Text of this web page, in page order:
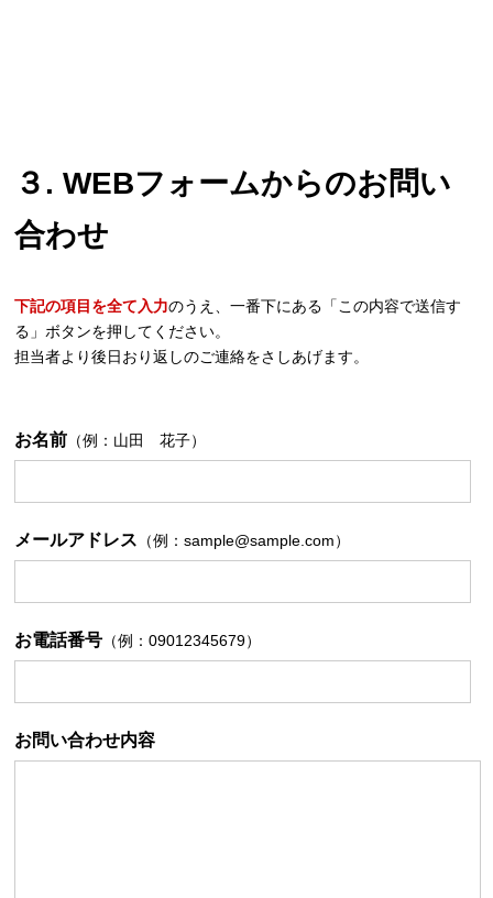
３. WEBフォームからのお問い
合わせ
下記の項目を全て入力のうえ、一番下にある「この内容で送信す
る」ボタンを押してください。
担当者より後日おり返しのご連絡をさしあげます。
お名前 （例：山田 花子）
メールアドレス （例：sample@sample.com）
お電話番号 （例：09012345679）
お問い合わせ内容